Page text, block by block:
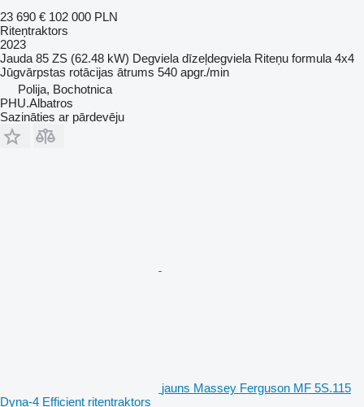
23 690 € 102 000 PLN
Riteņtraktors
2023
Jauda 85 ZS (62.48 kW) Degviela dīzeļdegviela Riteņu formula 4x4
Jūgvārpstas rotācijas ātrums 540 apgr./min
Polija, Bochotnica
PHU.Albatros
Sazināties ar pārdevēju
jauns Massey Ferguson MF 5S.115
Dyna-4 Efficient riteņtraktors